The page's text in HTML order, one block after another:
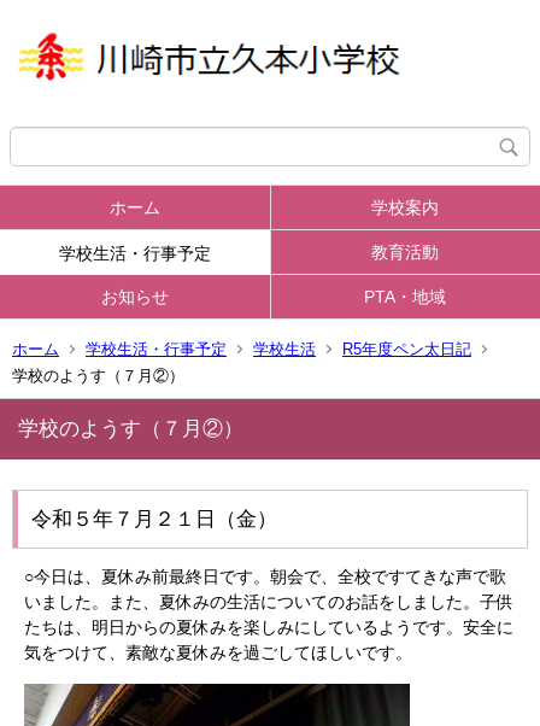
ホーム 学校案内
学校生活・行事予定 教育活動
お知らせ PTA・地域
ホーム 学校生活・行事予定 学校生活
R5年度ペン太日記
学校のようす（７月②）
学校のようす（７月②）
令和５年７月２１日（金）
○今日は、夏休み前最終日です。朝会で、全校ですてきな声で歌
いました。また、夏休みの生活についてのお話をしました。子供
たちは、明日からの夏休みを楽しみにしているようです。安全に
気をつけて、素敵な夏休みを過ごしてほしいです。